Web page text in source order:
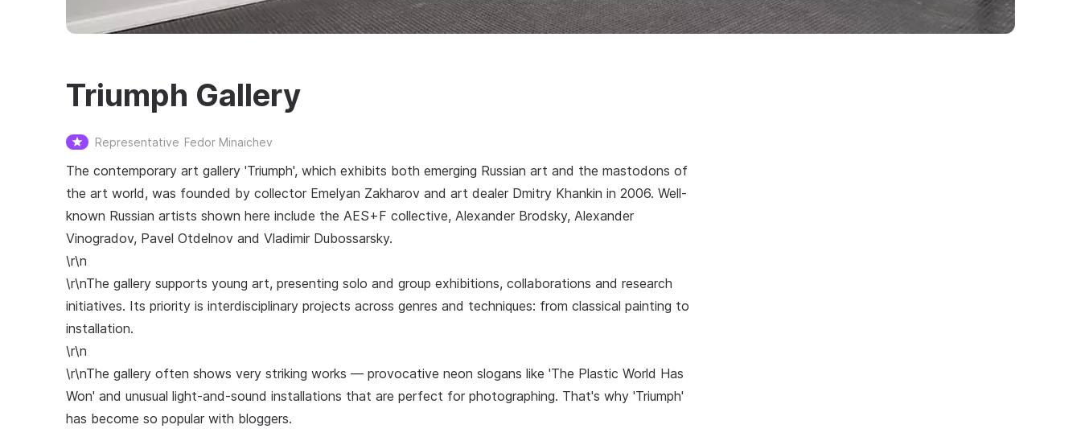
Triumph Gallery
Representative Fedor Minaichev
The contemporary art gallery 'Triumph', which exhibits both emerging Russian art and the mastodons of
the art world, was founded by collector Emelyan Zakharov and art dealer Dmitry Khankin in 2006. Well-
known Russian artists shown here include the AES+F collective, Alexander Brodsky, Alexander
Vinogradov, Pavel Otdelnov and Vladimir Dubossarsky.
\r\n
\r\nThe gallery supports young art, presenting solo and group exhibitions, collaborations and research
initiatives. Its priority is interdisciplinary projects across genres and techniques: from classical painting to
installation.
\r\n
\r\nThe gallery often shows very striking works — provocative neon slogans like 'The Plastic World Has
Won' and unusual light-and-sound installations that are perfect for photographing. That's why 'Triumph'
has become so popular with bloggers.